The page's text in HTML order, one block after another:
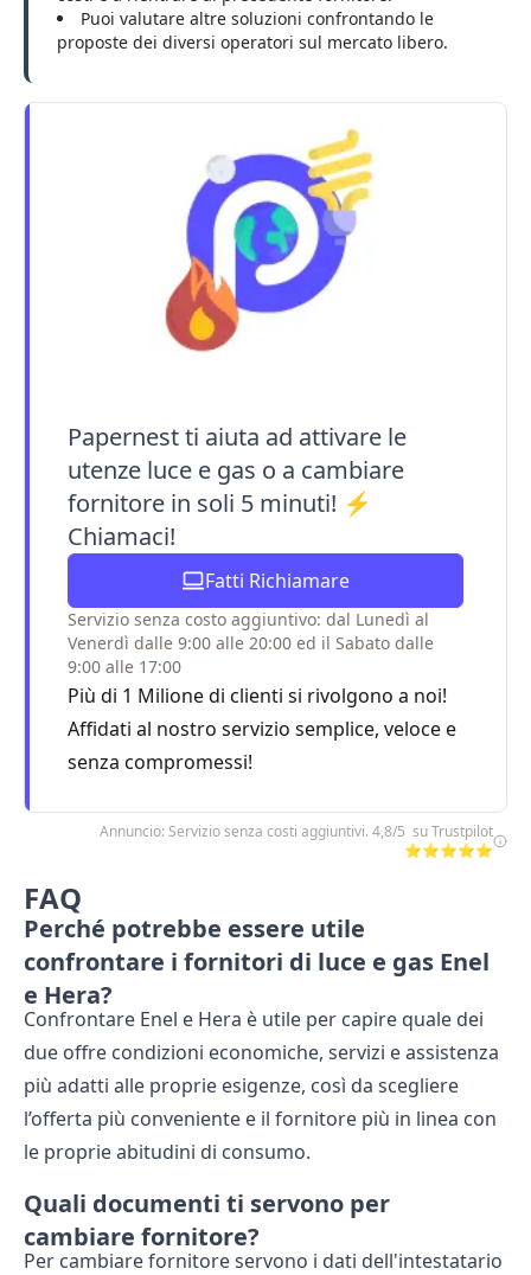
Puoi valutare altre soluzioni confrontando le
proposte dei diversi operatori sul mercato libero.
Papernest ti aiuta ad attivare le
utenze luce e gas o a cambiare
fornitore in soli 5 minuti! ⚡️
Chiamaci!
Fatti Richiamare
Servizio senza costo aggiuntivo: dal Lunedì al
Venerdì dalle 9:00 alle 20:00 ed il Sabato dalle
9:00 alle 17:00
Più di 1 Milione di clienti si rivolgono a noi!
Affidati al nostro servizio semplice, veloce e
senza compromessi!
Annuncio: Servizio senza costi aggiuntivi. 4,8/5 su Trustpilot
⭐⭐⭐⭐⭐
FAQ
Perché potrebbe essere utile
confrontare i fornitori di luce e gas Enel
e Hera?
Confrontare Enel e Hera è utile per capire quale dei
due offre condizioni economiche, servizi e assistenza
più adatti alle proprie esigenze, così da scegliere
l’offerta più conveniente e il fornitore più in linea con
le proprie abitudini di consumo.
Quali documenti ti servono per
cambiare fornitore?
Per cambiare fornitore servono i dati dell'intestatario